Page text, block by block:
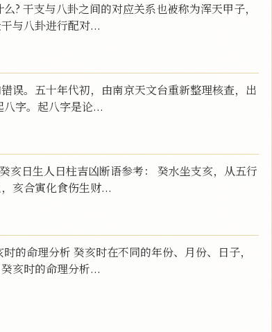
? 干支与八卦之间的对应关系也被称为浑天甲子，
与八卦进行配对...
误。五十年代初，由南京天文台重新整理核查，出
字。起八字是论...
亥日生人日柱吉凶断语参考： 癸水坐支亥，从五行
亥合寅化食伤生财...
的命理分析 癸亥时在不同的年份、月份、日子，
亥时的命理分析...